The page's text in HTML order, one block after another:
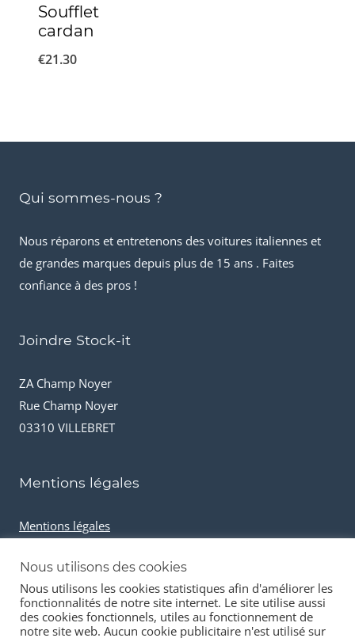
Soufflet
cardan
€21.30
Qui sommes-nous ?
Nous réparons et entretenons des voitures italiennes et
de grandes marques depuis plus de 15 ans . Faites
confiance à des pros !
Joindre Stock-it
ZA Champ Noyer
Rue Champ Noyer
03310 VILLEBRET
Mentions légales
Mentions légales
Cookies et données personnelles
Nous utilisons des cookies
Nous utilisons les cookies statistiques afin d'améliorer les
fonctionnalités de notre site internet. Le site utilise aussi
des cookies fonctionnels, utiles au fonctionnement de
notre site web. Aucun cookie publicitaire n'est utilisé sur